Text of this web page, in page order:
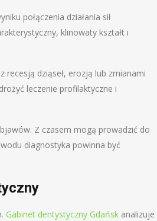
połączenia działania sił
klinowaty kształt i
recesją dziąseł, erozją lub zmianami
leczenie profilaktyczne i
Z czasem mogą prowadzić do
diagnostyka powinna być
Gabinet dentystyczny Gdańsk analizuje